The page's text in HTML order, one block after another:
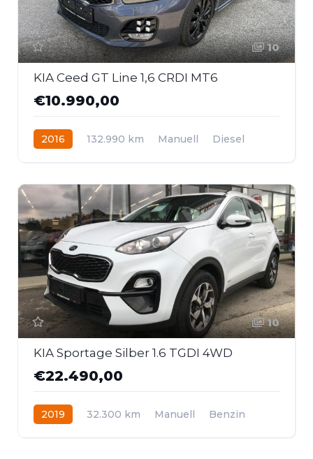
10
KIA Ceed GT Line 1,6 CRDI MT6
€10.990,00
2016 132.990 km Manuell
Diesel
10
KIA Sportage Silber 1.6 TGDI 4WD
€22.490,00
2019 32.300 km Manuell
Benzin